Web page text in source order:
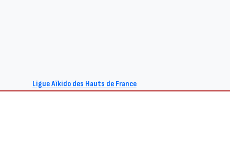
Ligue Aïkido des Hauts de France